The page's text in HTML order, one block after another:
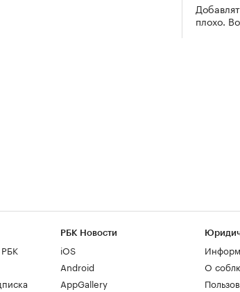
плохо.
РБК Новости
iOS
Android
AppGallery
О